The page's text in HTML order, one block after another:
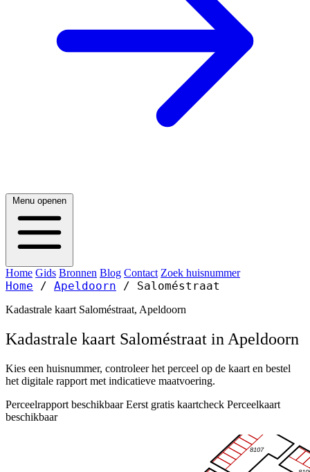
Menu openen
Home Gids Bronnen Blog Contact Zoek huisnummer
Home / Apeldoorn / Saloméstraat
Kadastrale kaart Saloméstraat, Apeldoorn
Kadastrale kaart Saloméstraat in Apeldoorn
Kies een huisnummer, controleer het perceel op de kaart en bestel
het digitale rapport met indicatieve maatvoering.
Perceelrapport beschikbaar Eerst gratis kaartcheck Perceelkaart
beschikbaar